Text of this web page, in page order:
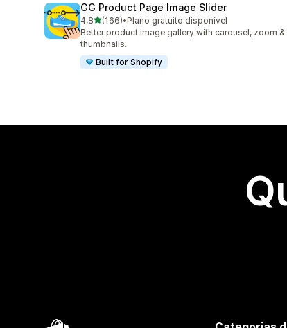
GG Product Page Image Slider
4,8de 5 estrelas
(166)
166 avaliações ao todo
•Plano gratuito disponível
Better product image gallery with carousel, zoom &
thumbnails.
Built for Shopify